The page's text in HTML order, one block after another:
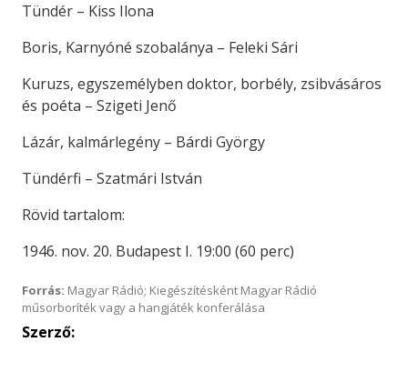
Tündér – Kiss Ilona
Boris, Karnyóné szobalánya – Feleki Sári
Kuruzs, egyszemélyben doktor, borbély, zsibvásáros
és poéta – Szigeti Jenő
Lázár, kalmárlegény – Bárdi György
Tündérfi – Szatmári István
Rövid tartalom:
1946. nov. 20. Budapest I. 19:00 (60 perc)
Forrás: Magyar Rádió; Kiegészítésként Magyar Rádió
műsorboríték vagy a hangjáték konferálása
Szerző: